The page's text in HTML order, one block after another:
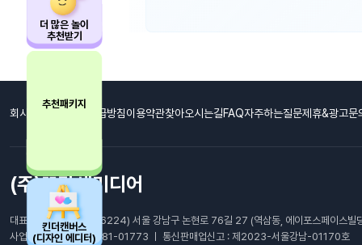
더 많은 놀이
추천받기
추천패키지
킨더캔버스
(디자인 에디터)
회사소개 개인정보취급방침이용약관찾아오시는길FAQ자주하는질문제휴&광고문
(주)꼬망세미디어
대표이사: 최남호 ㅣ (06224) 서울 강남구 논현로 76길 27 (역삼동, 에이포스페이스빌
사업자등록번호 : 105-81-01773 ㅣ 통신판매업신고 : 제2023-서울강남-01170호